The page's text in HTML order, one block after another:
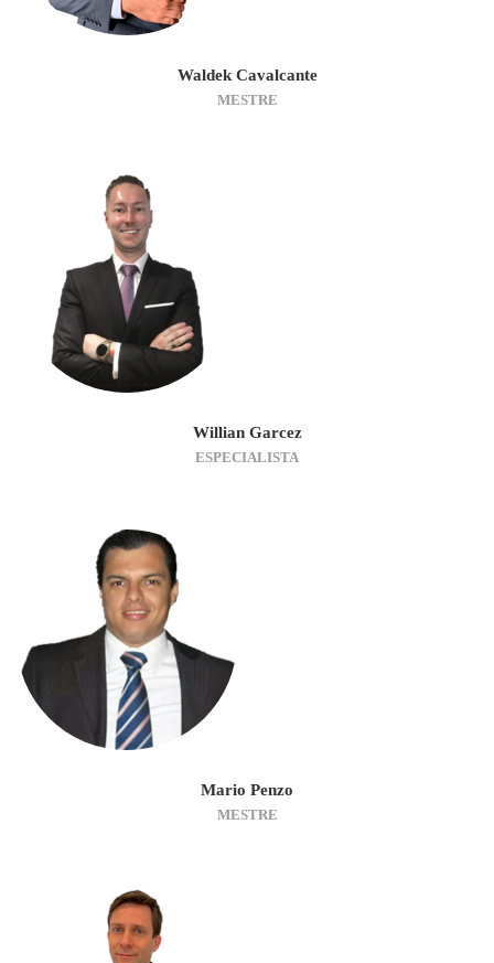
Waldek Cavalcante
MESTRE
Willian Garcez
ESPECIALISTA
Mario Penzo
MESTRE